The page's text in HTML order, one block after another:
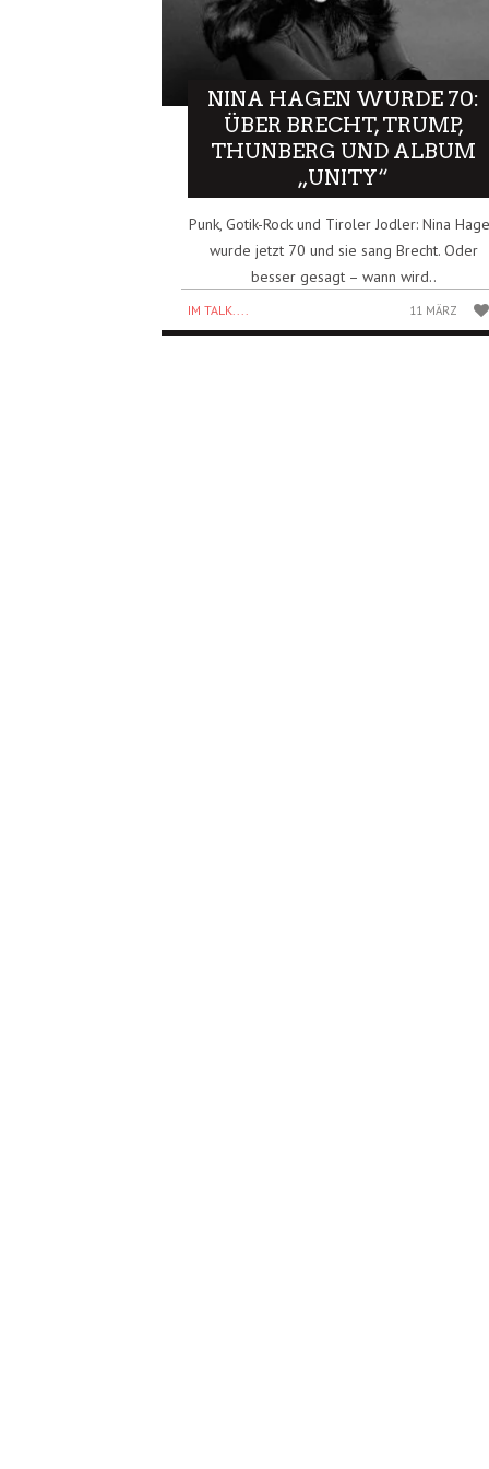
NINA HAGEN WURDE 70:
ÜBER BRECHT, TRUMP,
THUNBERG UND ALBUM
„UNITY“
Punk, Gotik-Rock und Tiroler Jodler: Nina
wurde jetzt 70 und sie sang Brecht. Oder
besser gesagt – wann wird..
IM TALK.... 11 MÄRZ